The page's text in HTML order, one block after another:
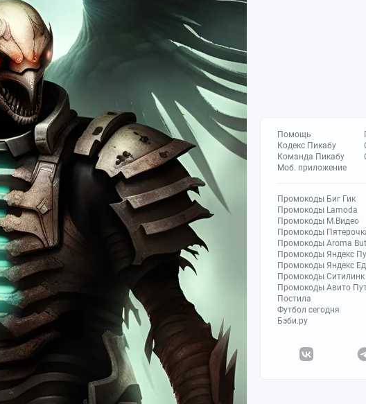
Помощь
Кодекс Пикабу
Команда Пикабу
Моб. приложение
Промокоды Биг Гик
Промокоды Lamoda
Промокоды М.Видео
Промокоды
Промокоды Aroma
Промокоды Яндекс
Промокоды Яндекс
Промокоды Ситилинк
Промокоды Авито
Постила
Футбол сегодня
Бэби.ру